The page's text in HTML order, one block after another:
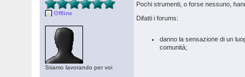
Offline
Stiamo lavorando per voi
Pochi strumenti, o forse nessuno,
Difatti i forums:
danno la sensazione di un
comunità;